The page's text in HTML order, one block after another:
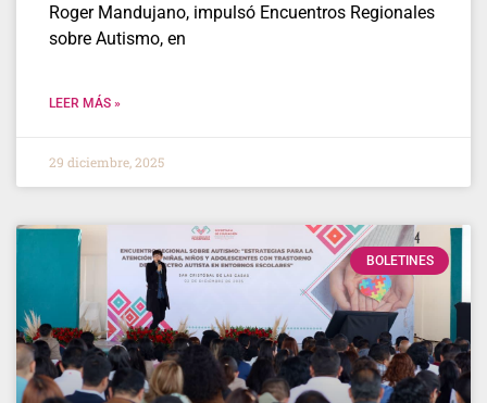
Roger Mandujano, impulsó Encuentros Regionales
sobre Autismo, en
LEER MÁS »
29 diciembre, 2025
BOLETINES